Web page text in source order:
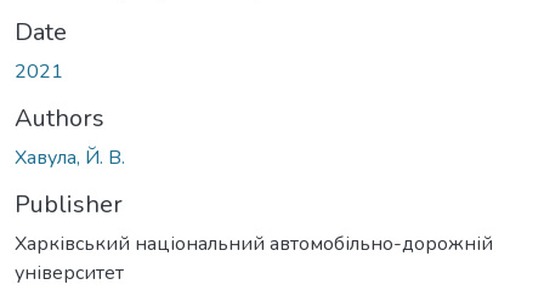
Date
2021
Authors
Хавула, Й. В.
Publisher
Харківський національний автомобільно-дорожній
університет